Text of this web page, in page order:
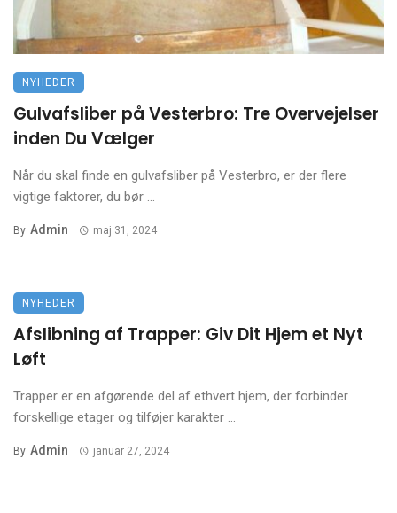
NYHEDER
Gulvafsliber på Vesterbro: Tre Overvejelser
inden Du Vælger
Når du skal finde en gulvafsliber på Vesterbro, er der flere
vigtige faktorer, du bør ...
By Admin maj 31, 2024
NYHEDER
Afslibning af Trapper: Giv Dit Hjem et Nyt
Løft
Trapper er en afgørende del af ethvert hjem, der forbinder
forskellige etager og tilføjer karakter ...
By Admin januar 27, 2024